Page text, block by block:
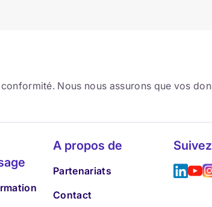
Nous nous assurons que vos
A propos de
Partenariats
Contact